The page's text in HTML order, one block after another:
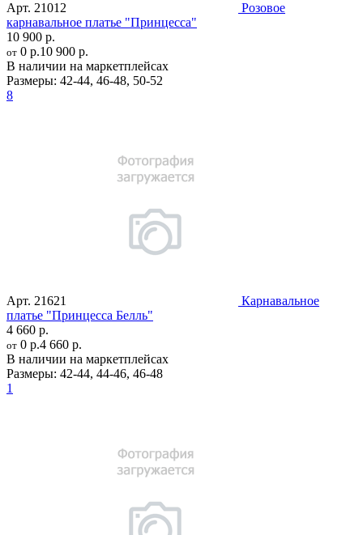
Арт. 21012
Розовое
карнавальное платье "Принцесса"
10 900 р.
от 0 р.10 900 р.
В наличии на маркетплейсах
Размеры: 42-44, 46-48, 50-52
8
Арт. 21621
Карнавальное
платье "Принцесса Белль"
4 660 р.
от 0 р.4 660 р.
В наличии на маркетплейсах
Размеры: 42-44, 44-46, 46-48
1